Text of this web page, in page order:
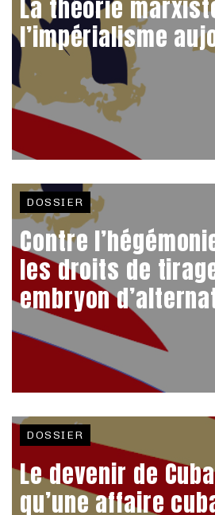
La théorie
l’impérialisme
DOSSIER
Contre
les droits de
embryon
DOSSIER
Le devenir de
qu’une affaire